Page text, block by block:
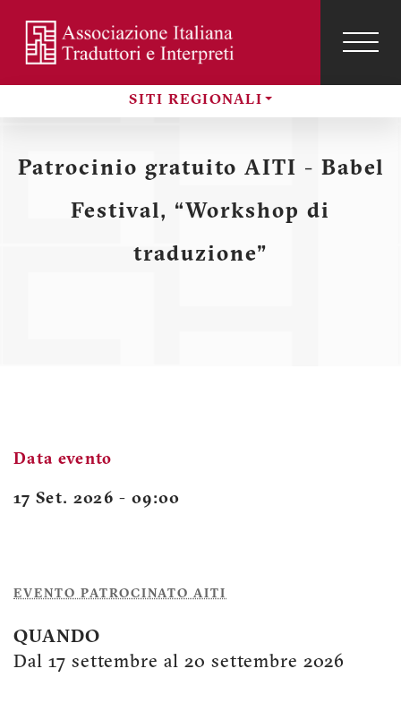
contenuto
principale
SITI REGIONALI
Menu
profilo
utente
Patrocinio gratuito AITI - Babel
Festival, “Workshop di
traduzione”
Data evento
17 Set. 2026 - 09:00
EVENTO PATROCINATO AITI
QUANDO
Dal 17 settembre al 20 settembre 2026